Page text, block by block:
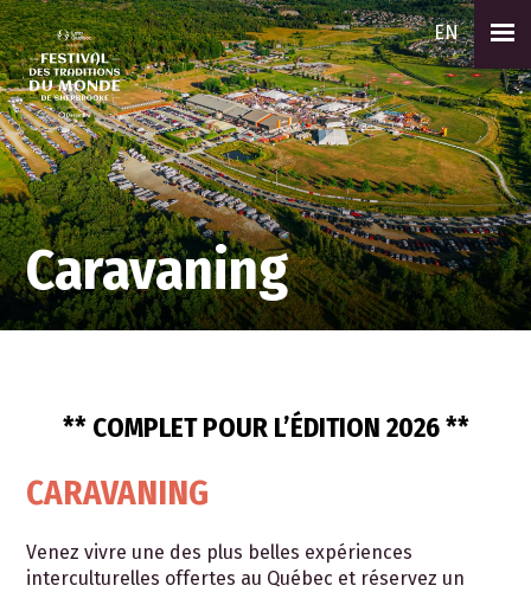
EN
Caravaning
** COMPLET POUR L’ÉDITION 2026 **
CARAVANING
Venez vivre une des plus belles expériences
interculturelles offertes au Québec et réservez un